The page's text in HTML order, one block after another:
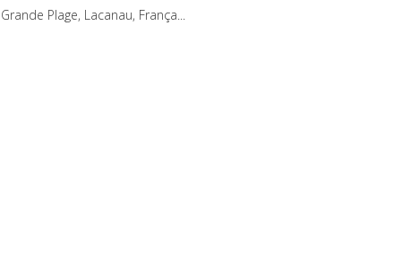
Grande Plage, Lacanau, França...